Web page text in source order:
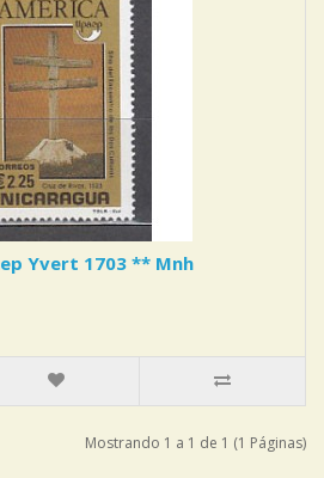
Yvert 1703 ** Mnh
Mostrando 1 a 1 de 1 (1 Páginas)